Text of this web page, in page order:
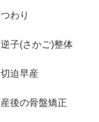
つわり
逆子(さかご)整体
切迫早産
産後の骨盤矯正